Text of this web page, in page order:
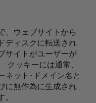
、ウェブサイトから
ディスクに転送され
サイトがユーザーが
クッキーには通常、
ネット･ドメイン名と
に無作為に生成され